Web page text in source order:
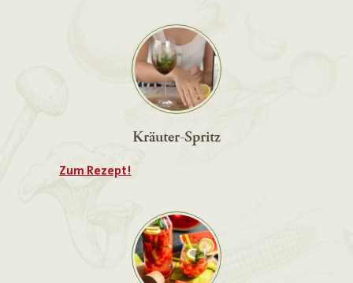
Kräuter-Spritz
Zum Rezept!